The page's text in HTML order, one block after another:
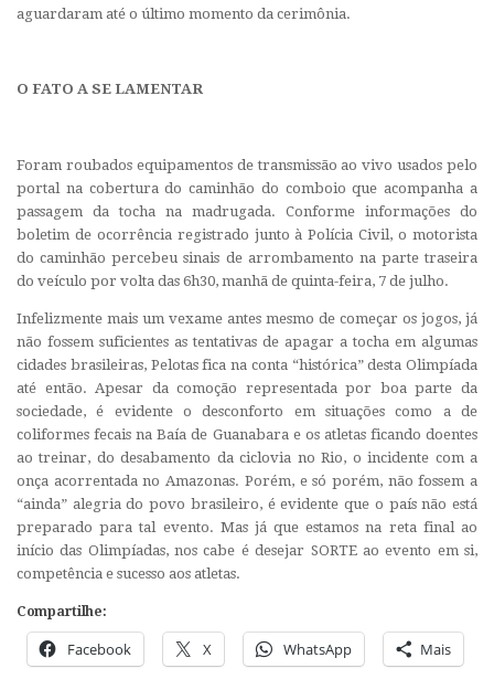
aguardaram até o último momento da cerimônia.
O FATO A SE LAMENTAR
Foram roubados equipamentos de transmissão ao vivo usados pelo
portal na cobertura do caminhão do comboio que acompanha a
passagem da tocha na madrugada. Conforme informações do
boletim de ocorrência registrado junto à Polícia Civil, o motorista
do caminhão percebeu sinais de arrombamento na parte traseira
do veículo por volta das 6h30, manhã de quinta-feira, 7 de julho.
Infelizmente mais um vexame antes mesmo de começar os jogos, já
não fossem suficientes as tentativas de apagar a tocha em algumas
cidades brasileiras, Pelotas fica na conta “histórica” desta Olimpíada
até então. Apesar da comoção representada por boa parte da
sociedade, é evidente o desconforto em situações como a de
coliformes fecais na Baía de Guanabara e os atletas ficando doentes
ao treinar, do desabamento da ciclovia no Rio, o incidente com a
onça acorrentada no Amazonas. Porém, e só porém, não fossem a
“ainda” alegria do povo brasileiro, é evidente que o país não está
preparado para tal evento. Mas já que estamos na reta final ao
início das Olimpíadas, nos cabe é desejar SORTE ao evento em si,
competência e sucesso aos atletas.
Compartilhe:
Facebook X WhatsApp Mais